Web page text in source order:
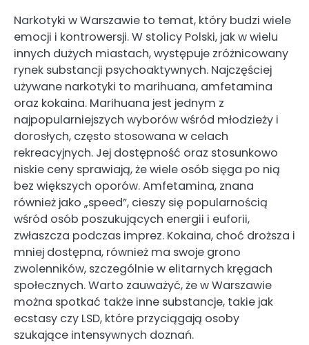
Narkotyki w Warszawie to temat, który budzi wiele
emocji i kontrowersji. W stolicy Polski, jak w wielu
innych dużych miastach, występuje zróżnicowany
rynek substancji psychoaktywnych. Najczęściej
używane narkotyki to marihuana, amfetamina
oraz kokaina. Marihuana jest jednym z
najpopularniejszych wyborów wśród młodzieży i
dorosłych, często stosowana w celach
rekreacyjnych. Jej dostępność oraz stosunkowo
niskie ceny sprawiają, że wiele osób sięga po nią
bez większych oporów. Amfetamina, znana
również jako „speed”, cieszy się popularnością
wśród osób poszukujących energii i euforii,
zwłaszcza podczas imprez. Kokaina, choć droższa i
mniej dostępna, również ma swoje grono
zwolenników, szczególnie w elitarnych kręgach
społecznych. Warto zauważyć, że w Warszawie
można spotkać także inne substancje, takie jak
ecstasy czy LSD, które przyciągają osoby
szukające intensywnych doznań.